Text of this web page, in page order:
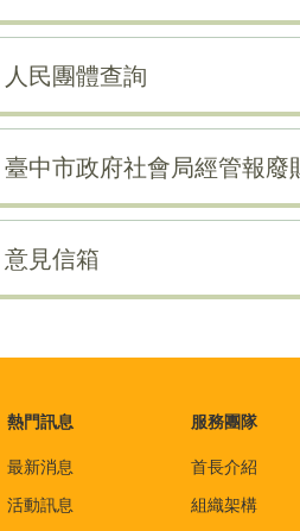
人民團體查詢
臺中市政府社會局經管報廢
意見信箱
熱門訊息
最新消息
活動訊息
服務團隊
首長介紹
組織架構